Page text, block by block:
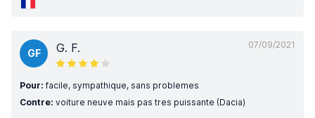
07/09/2021
GF G. F.
Pour: facile, sympathique, sans problemes
Contre: voiture neuve mais pas tres puissante (Dacia)